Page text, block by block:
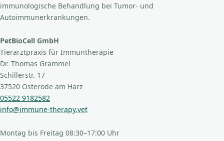
immunologische Behandlung bei Tumor- und
Autoimmunerkrankungen.
PetBioCell GmbH
Tierarztpraxis für Immuntherapie
Dr. Thomas Grammel
Schillerstr. 17
37520 Osterode am Harz
05522 9182582
info@immune-therapy.vet
Montag bis Freitag 08:30–17:00 Uhr